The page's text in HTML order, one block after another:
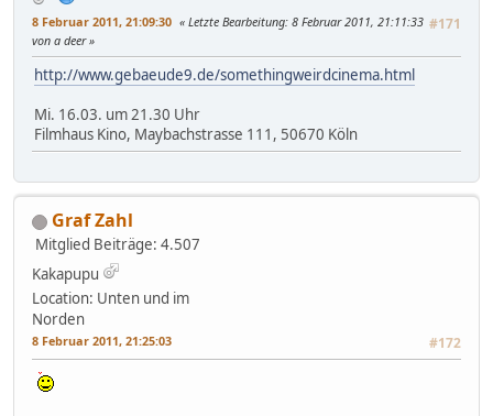
8 Februar 2011, 21:09:30 #171
Letzte Bearbeitung: 8 Februar 2011, 21:11:33
von a deer
http://www.gebaeude9.de/somethingweirdcinema.html
Mi. 16.03. um 21.30 Uhr
Filmhaus Kino, Maybachstrasse 111, 50670 Köln
Graf Zahl
Mitglied Beiträge: 4.507
Kakapupu
Location: Unten und im
Norden
8 Februar 2011, 21:25:03 #172